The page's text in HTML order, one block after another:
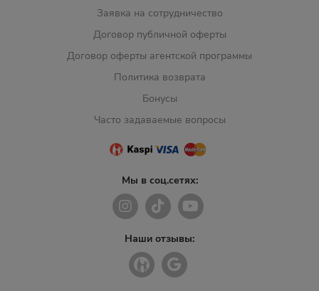
Заявка на сотрудничество
Договор публичной оферты
Договор оферты агентской программы
Политика возврата
Бонусы
Часто задаваемые вопросы
Мы в соц.сетях:
Наши отзывы: